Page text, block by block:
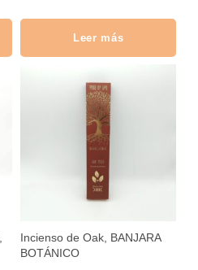
Leer más
Incienso de Oak, BANJARA
BOTÁNICO